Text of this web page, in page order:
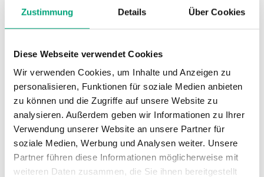
Zustimmung Details Über Cookies
Diese Webseite verwendet Cookies
Wir verwenden Cookies, um Inhalte und Anzeigen zu
personalisieren, Funktionen für soziale Medien anbieten
zu können und die Zugriffe auf unsere Website zu
analysieren. Außerdem geben wir Informationen zu Ihrer
Verwendung unserer Website an unsere Partner für
soziale Medien, Werbung und Analysen weiter. Unsere
Partner führen diese Informationen möglicherweise mit
weiteren Daten zusammen, die Sie ihnen bereitgestellt
Messbereich, Temperatur 0…50 °C
Sensorelement, Klasse
DIN-Klasse B: ± (0,3 + 0,005 |T|°C)
Nennwiderstand 1000 Ω (0 °C)
Sollwertbereich 0…31 °C